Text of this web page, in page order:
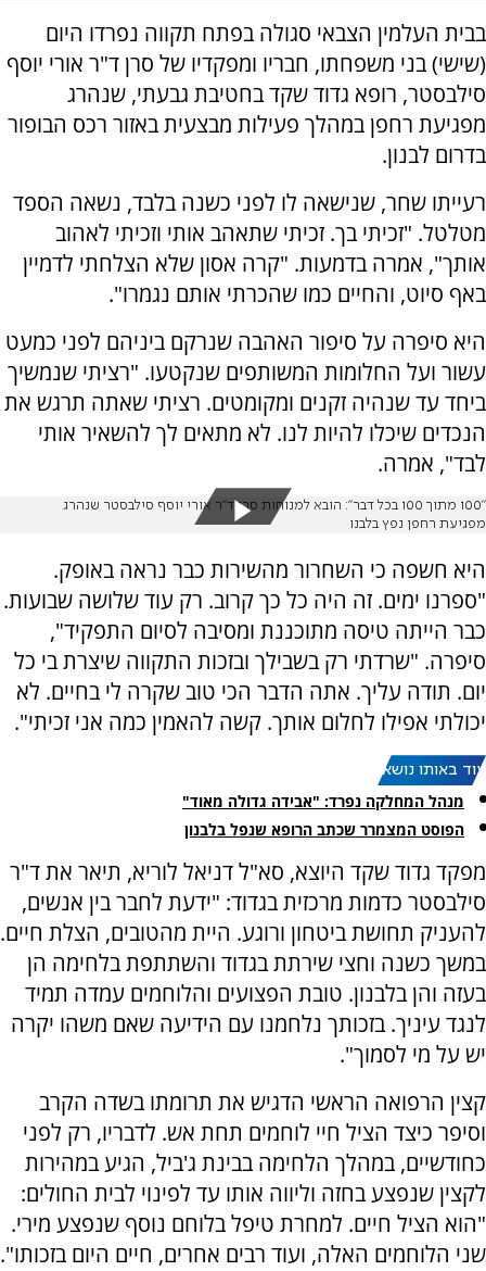
בבית העלמין הצבאי סגולה בפתח תקווה נפרדו היום
(שישי) בני משפחתו, חבריו ומפקדיו של סרן ד"ר אורי יוסף
סילבסטר, רופא גדוד שקד בחטיבת גבעתי, שנהרג
מפגיעת רחפן במהלך פעילות מבצעית באזור רכס הבופור
בדרום לבנון.
רעייתו שחר, שנישאה לו לפני כשנה בלבד, נשאה הספד
מטלטל. "זכיתי בך. זכיתי שתאהב אותי וזכיתי לאהוב
אותך", אמרה בדמעות. "קרה אסון שלא הצלחתי לדמיין
באף סיוט, והחיים כמו שהכרתי אותם נגמרו".
היא סיפרה על סיפור האהבה שנרקם ביניהם לפני כמעט
עשור ועל החלומות המשותפים שנקטעו. "רציתי שנמשיך
ביחד עד שנהיה זקנים ומקומטים. רציתי שאתה תרגש את
הנכדים שיכלו להיות לנו. לא מתאים לך להשאיר אותי
לבד", אמרה.
"100 מתוך 100 בכל דבר": הובא למנוחות סרן ד"ר אורי יוסף סילבסטר שנהרג
מפגיעת רחפן נפץ בלבנו
היא חשפה כי השחרור מהשירות כבר נראה באופק.
"ספרנו ימים. זה היה כל כך קרוב. רק עוד שלושה שבועות.
כבר הייתה טיסה מתוכננת ומסיבה לסיום התפקיד",
סיפרה. "שרדתי רק בשבילך ובזכות התקווה שיצרת בי כל
יום. תודה עליך. אתה הדבר הכי טוב שקרה לי בחיים. לא
יכולתי אפילו לחלום אותך. קשה להאמין כמה אני זכיתי".
עוד באותו נושא:
מנהל המחלקה נפרד: "אבידה גדולה מאוד"
הפוסט המצמרר שכתב הרופא שנפל בלבנון
מפקד גדוד שקד היוצא, סא"ל דניאל לוריא, תיאר את ד"ר
סילבסטר כדמות מרכזית בגדוד: "ידעת לחבר בין אנשים,
להעניק תחושת ביטחון ורוגע. היית מהטובים, הצלת חיים.
במשך כשנה וחצי שירתת בגדוד והשתתפת בלחימה הן
בעזה והן בלבנון. טובת הפצועים והלוחמים עמדה תמיד
לנגד עיניך. בזכותך נלחמנו עם הידיעה שאם משהו יקרה
יש על מי לסמוך".
קצין הרפואה הראשי הדגיש את תרומתו בשדה הקרב
וסיפר כיצד הציל חיי לוחמים תחת אש. לדבריו, רק לפני
כחודשיים, במהלך הלחימה בבינת ג'ביל, הגיע במהירות
לקצין שנפצע בחזה וליווה אותו עד לפינוי לבית החולים:
"הוא הציל חיים. למחרת טיפל בלוחם נוסף שנפצע מירי.
שני הלוחמים האלה, ועוד רבים אחרים, חיים היום בזכותו".